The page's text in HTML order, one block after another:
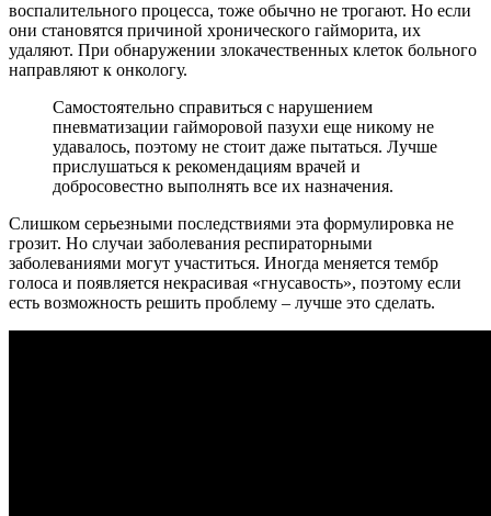
воспалительного процесса, тоже обычно не трогают. Но если
они становятся причиной хронического гайморита, их
удаляют. При обнаружении злокачественных клеток больного
направляют к онкологу.
Самостоятельно справиться с нарушением
пневматизации гайморовой пазухи еще никому не
удавалось, поэтому не стоит даже пытаться. Лучше
прислушаться к рекомендациям врачей и
добросовестно выполнять все их назначения.
Слишком серьезными последствиями эта формулировка не
грозит. Но случаи заболевания респираторными
заболеваниями могут участиться. Иногда меняется тембр
голоса и появляется некрасивая «гнусавость», поэтому если
есть возможность решить проблему – лучше это сделать.